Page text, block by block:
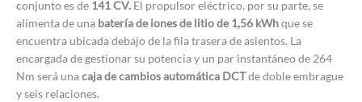
conjunto es de 141 CV. El propulsor eléctrico, por su parte, se
alimenta de una batería de iones de litio de 1,56 kWhque se
encuentra ubicada debajo de la fila trasera de asientos. La
encargada de gestionar su potencia y un par instantáneo de 264
Nm será unacaja de cambios automática DCTde doble embrague
y seis relaciones.